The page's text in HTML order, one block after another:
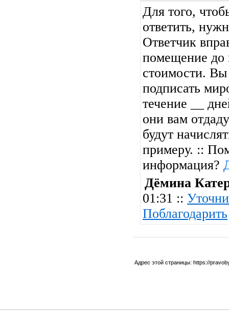
Для того,
ответить,
Ответчик
помещение до
стоимости. Вы
подписать
течение __
они вам
будут
примеру. ::
информация?
Дёмина
01:31 ::
Поблагодарить
Адрес этой страницы: https://